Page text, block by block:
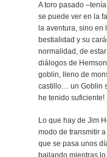
A toro pasado
se puede ver en la
la aventura, sino
bestialidad y su
normalidad, de
diálogos de
goblin, lleno de
castillo… un Goblin
he tenido suficiente!
Lo que hay de Jim
modo de transmitir
que se pasa unos
bailando mientras